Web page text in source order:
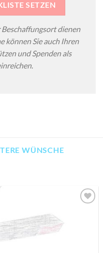
SETZEN
dienen
können Sie auch Ihren
und Spenden als
WÜNSCHE
MERKLISTE